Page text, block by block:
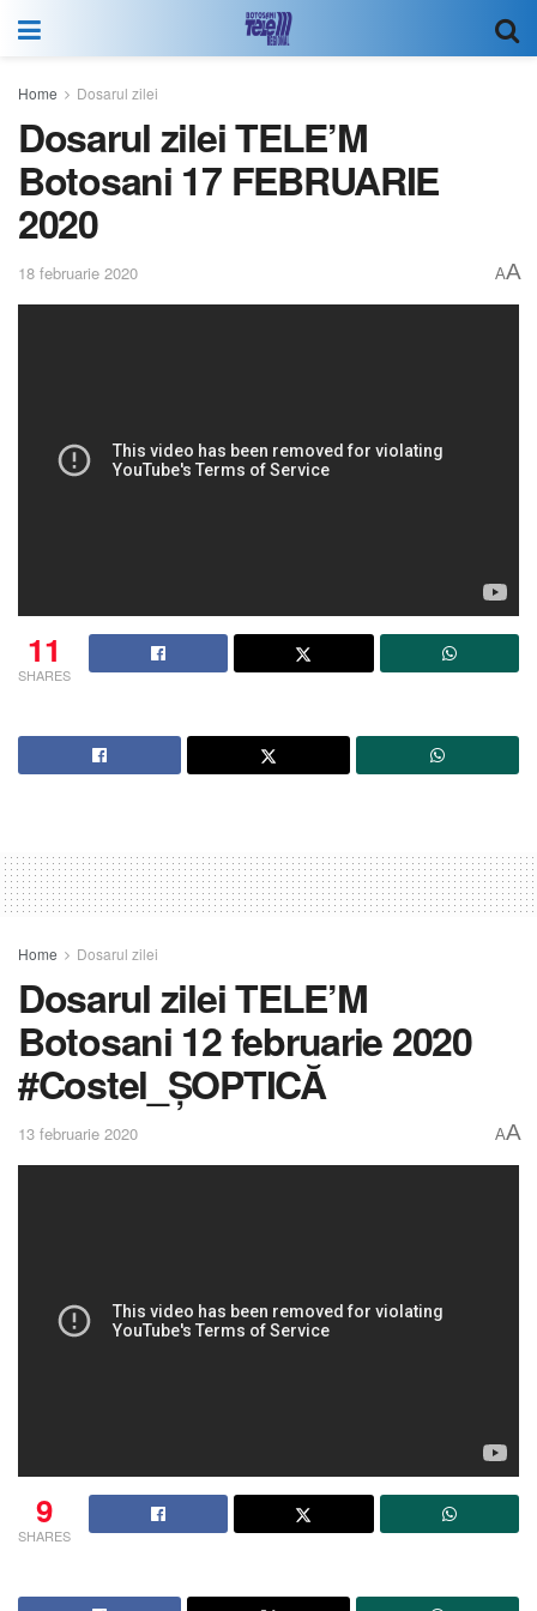
Home Dosarul zilei
Dosarul zilei TELE’M
Botosani 17 FEBRUARIE
2020
18 februarie 2020 AA
11
SHARES
Home Dosarul zilei
Dosarul zilei TELE’M
Botosani 12 februarie 2020
#Costel_ȘOPTICĂ
13 februarie 2020 AA
9
SHARES